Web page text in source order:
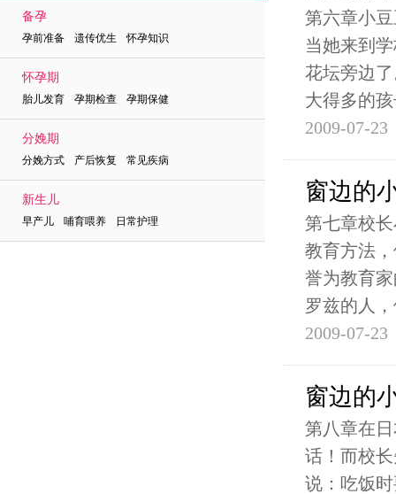
备孕
孕前准备 遗传优生 怀孕知识
怀孕期
胎儿发育 孕期检查 孕期保健
分娩期
分娩方式 产后恢复 常见疾病
新生儿
早产儿 哺育喂养 日常护理
第六章小
当她来到
花坛旁边
大得多的
2009-07-23
窗边的
第七章校
教育方法
誉为教育
罗兹的人
2009-07-23
窗边的
第八章在
话！而校
说：吃饭